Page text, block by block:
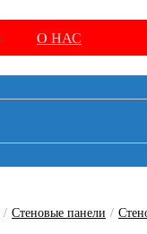
О НАС
/ Стеновые панели /